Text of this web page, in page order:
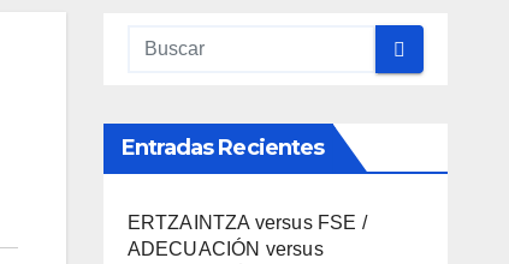
Entradas Recientes
ERTZAINTZA versus FSE /
ADECUACIÓN versus